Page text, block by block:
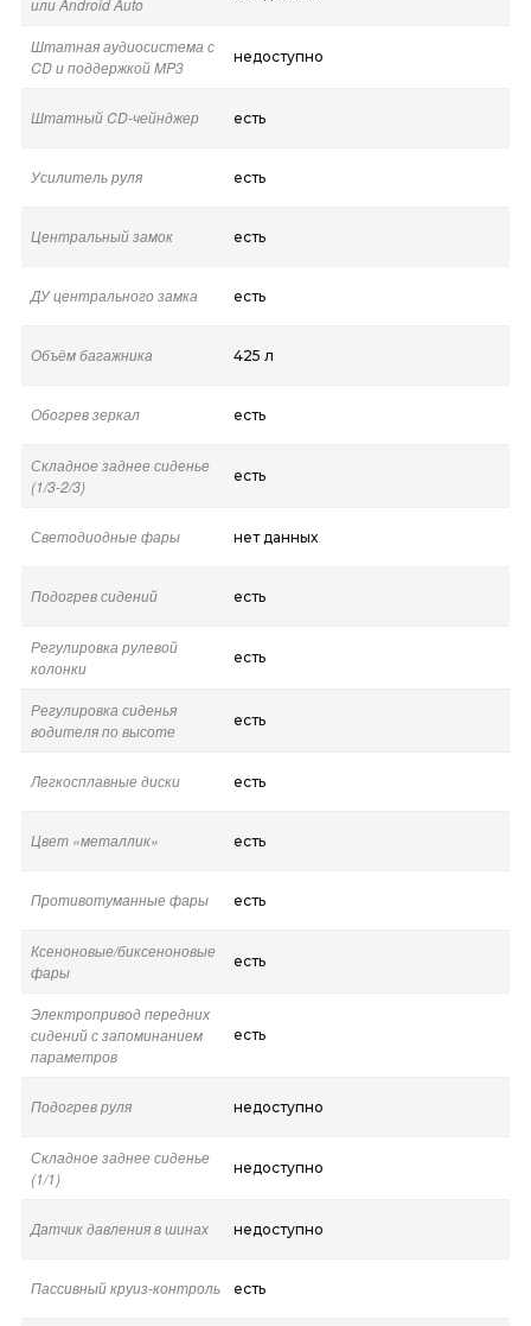
Штатная аудиосистема с
CD и поддержкой MP3
недоступно
Штатный CD-чейнджер есть
Усилитель руля есть
Центральный замок есть
ДУ центрального замка есть
Объём багажника 425 л
Обогрев зеркал есть
Складное заднее сиденье
(1/3-2/3)
есть
Светодиодные фары нет данных
Подогрев сидений есть
Регулировка рулевой
колонки
есть
Регулировка сиденья
водителя по высоте
есть
Легкосплавные диски есть
Цвет «металлик» есть
Противотуманные фары есть
Ксеноновые/биксеноновые
фары
есть
Электропривод передних
сидений с запоминанием
параметров
есть
Подогрев руля недоступно
Складное заднее сиденье
(1/1)
недоступно
Датчик давления в шинах недоступно
Пассивный круиз-контроль есть